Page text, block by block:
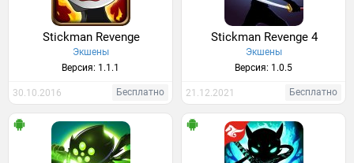
Stickman Revenge
Экшены
Версия: 1.1.1
30.10.2016 Бесплатно
Stickman Revenge 4
Экшены
Версия: 1.0.5
21.12.2021 Бесплатно